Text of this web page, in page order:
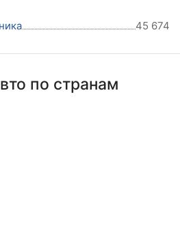
45 674
по странам